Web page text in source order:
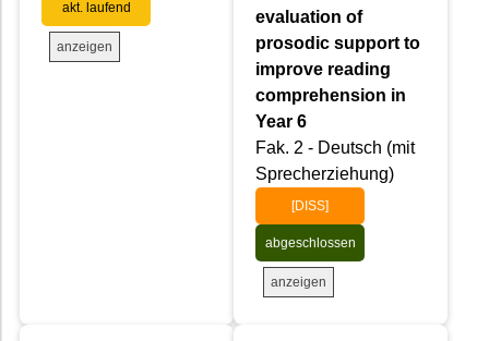
akt. laufend
anzeigen
evaluation of
prosodic support to
improve reading
comprehension in
Year 6
Fak. 2 - Deutsch (mit
Sprecherziehung)
[DISS]
abgeschlossen
anzeigen